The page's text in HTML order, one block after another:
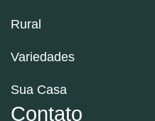
Rural
Variedades
Sua Casa
Contato